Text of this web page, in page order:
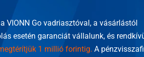
VIONN Go vadriasztóval, a vásárlástól
esetén garanciát vállalunk, és
1 millió forintig. A